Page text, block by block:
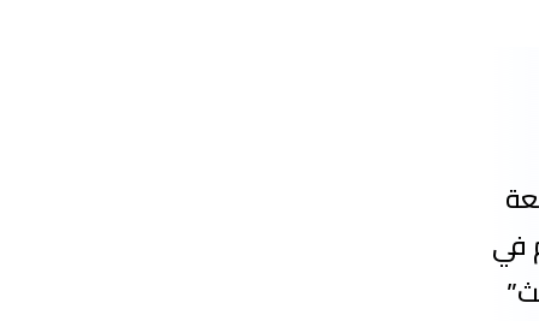
غرة جمادى الآخر 1446 هـ الموافق 2024/12/03 م في